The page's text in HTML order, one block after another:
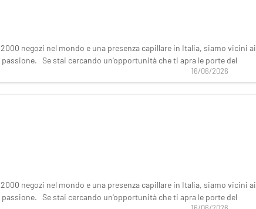
negozi nel mondo e una presenza capillare in Italia, siamo vicini ai
Se stai cercando un'opportunità che ti apra le porte del
16/06/2026
negozi nel mondo e una presenza capillare in Italia, siamo vicini ai
Se stai cercando un'opportunità che ti apra le porte del